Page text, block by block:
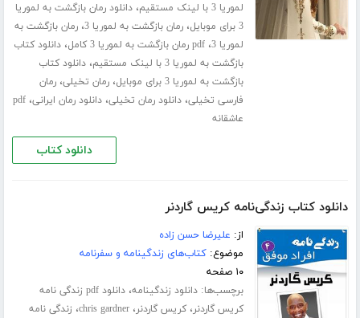
لموریا 3 با لینک مستقیم
،دانلود رمان بازگشت به لموریا
3 برای موبایل
،رمان بازگشت به لموریا 3 ،رمان بازگشت به
لموریا 3 ،pdf رمان بازگشت به لموریا 3 کامل ،دانلود کتاب
بازگشت به لموریا 3 با لینک مستقیم
،دانلود کتاب
بازگشت به لموریا 3 برای موبایل
،رمان تخیلی،رمان
فارسی تخیلی،دانلود رمان تخیلی،دانلود رمان ایرانی،pdf
عاشقانه
دانلود کتاب
دانلود کتاب زندگی‌نامه کریس گاردنر
از: علیرضا حسن زاده
موضوع:کتاب‌های زندگینامه و سفرنامه
۱۰ صفحه
برچسب‌ها:دانلود زندگینامه،
دانلود pdf زندگی نامه
کریس گاردنر،کریس گاردنر،chris gardner، زندگی نامه